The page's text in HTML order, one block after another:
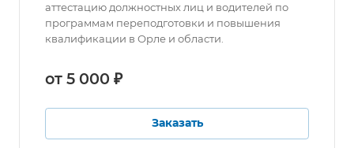
аттестацию должностных лиц и водителей по
программам переподготовки и повышения
квалификации в Орле и области.
от 5 000 ₽
Заказать